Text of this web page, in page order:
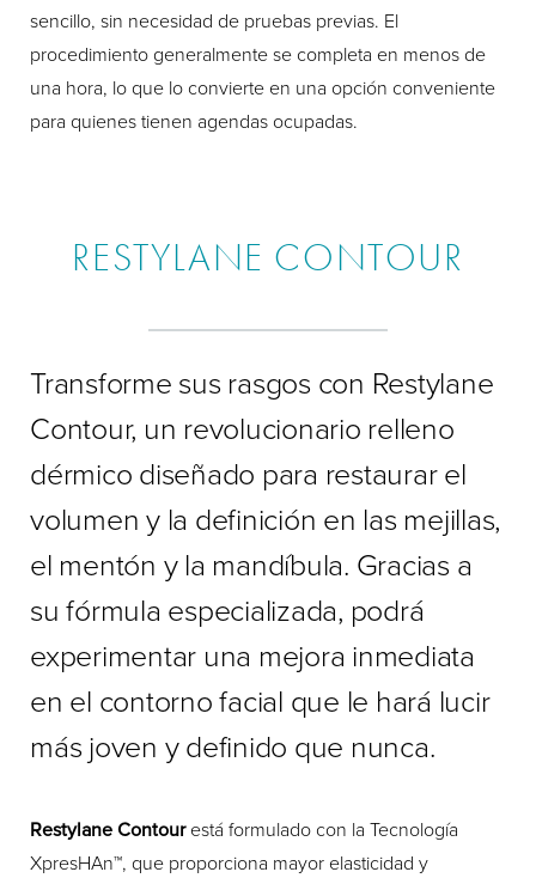
sencillo, sin necesidad de pruebas previas. El
procedimiento generalmente se completa en menos de
una hora, lo que lo convierte en una opción conveniente
para quienes tienen agendas ocupadas.
RESTYLANE CONTOUR
Transforme sus rasgos con Restylane
Contour, un revolucionario relleno
dérmico diseñado para restaurar el
volumen y la definición en las mejillas,
el mentón y la mandíbula. Gracias a
su fórmula especializada, podrá
experimentar una mejora inmediata
en el contorno facial que le hará lucir
más joven y definido que nunca.
Restylane Contourestá formulado con la Tecnología
XpresHAn™, que proporciona mayor elasticidad y